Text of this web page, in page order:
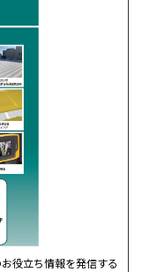
役立ち情報を発信する